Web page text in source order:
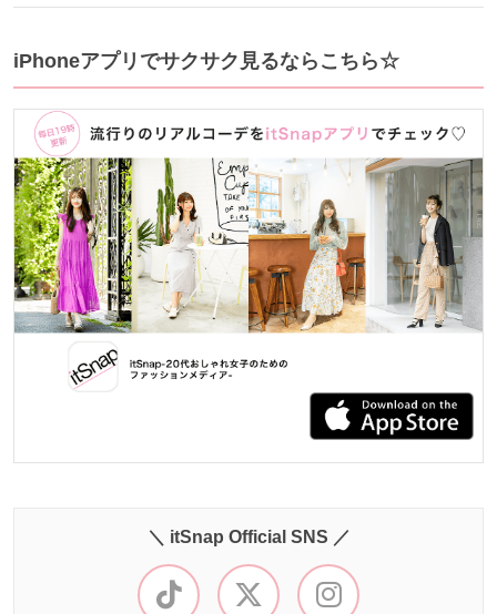
iPhoneアプリでサクサク見るならこちら☆
＼ itSnap Official SNS ／